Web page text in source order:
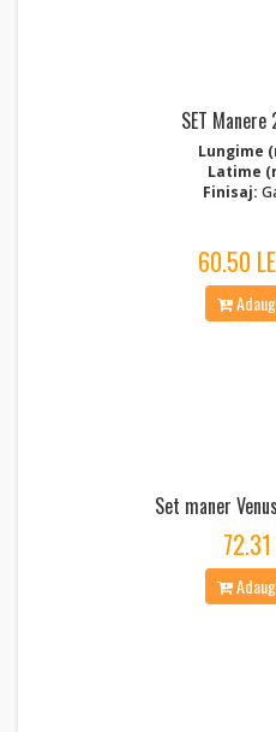
SET
Lungime
Latime
Finisaj:
60.50
Set maner